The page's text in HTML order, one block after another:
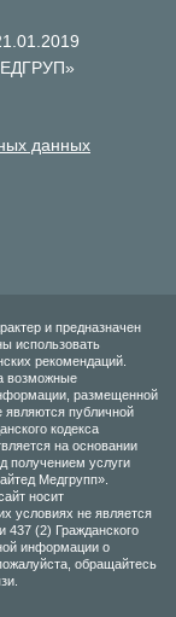
данных
и предназначен
использовать
рекомендаций.
возможные
размещенной
публичной
кодекса
на основании
получением услуги
Медгрупп».
носит
условиях не является
437 (2) Гражданского
информации о
обращайтесь